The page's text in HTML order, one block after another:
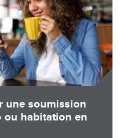
une soumission
ou habitation en